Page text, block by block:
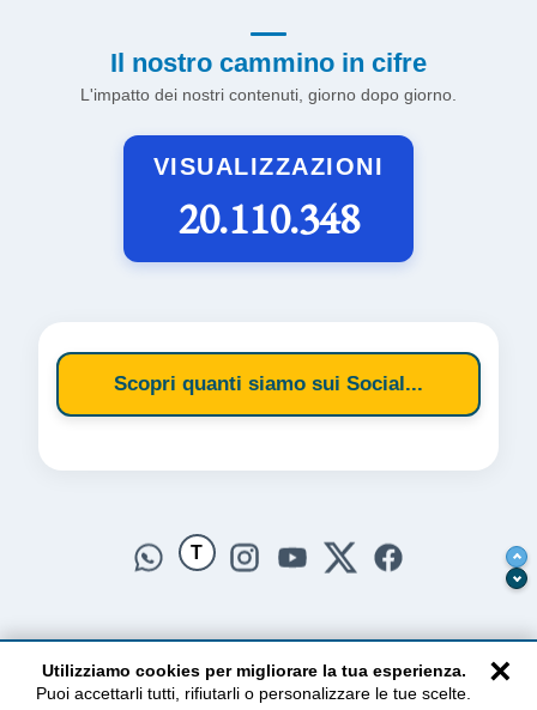
Il nostro cammino in cifre
L'impatto dei nostri contenuti, giorno dopo giorno.
VISUALIZZAZIONI
20.110.348
Scopri quanti siamo sui Social...
T
×
Utilizziamo cookies per migliorare la tua esperienza.
Puoi accettarli tutti, rifiutarli o personalizzare le tue scelte.